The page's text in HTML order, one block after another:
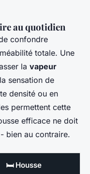
au quotidien
confondre
totale. Une
la vapeur
sensation de
densité ou en
permettent cette
efficace ne doit
bien au contraire.
🛏️ Housse